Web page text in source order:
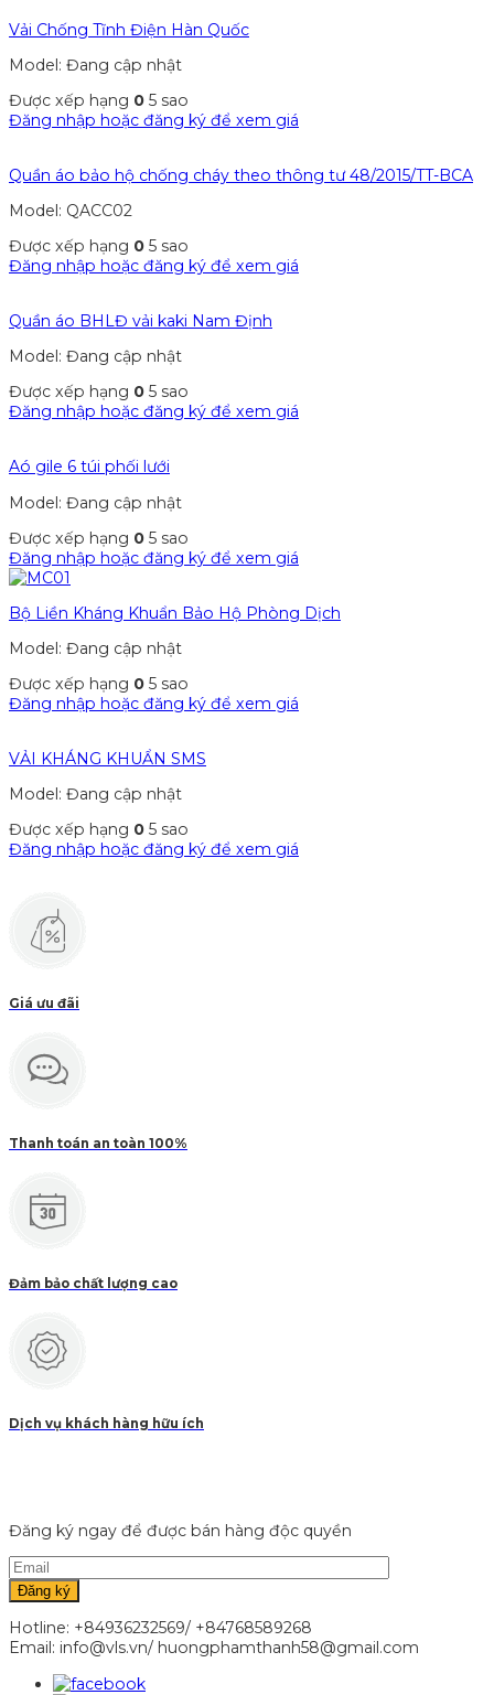
Vải Chống Tĩnh Điện Hàn Quốc
Model: Đang cập nhật
Được xếp hạng 0 5 sao
Đăng nhập hoặc đăng ký để xem giá
Quần áo bảo hộ chống cháy theo thông tư 48/2015/TT-BCA
Model: QACC02
Được xếp hạng 0 5 sao
Đăng nhập hoặc đăng ký để xem giá
Quần áo BHLĐ vải kaki Nam Định
Model: Đang cập nhật
Được xếp hạng 0 5 sao
Đăng nhập hoặc đăng ký để xem giá
Aó gile 6 túi phối lưới
Model: Đang cập nhật
Được xếp hạng 0 5 sao
Đăng nhập hoặc đăng ký để xem giá
Bộ Liền Kháng Khuẩn Bảo Hộ Phòng Dịch
Model: Đang cập nhật
Được xếp hạng 0 5 sao
Đăng nhập hoặc đăng ký để xem giá
VẢI KHÁNG KHUẨN SMS
Model: Đang cập nhật
Được xếp hạng 0 5 sao
Đăng nhập hoặc đăng ký để xem giá
Giá ưu đãi
Thanh toán an toàn 100%
Đảm bảo chất lượng cao
Dịch vụ khách hàng hữu ích
Đăng ký ngay để được bán hàng độc quyền
Hotline: +84936232569/ +84768589268
Email: info@vls.vn/ huongphamthanh58@gmail.com